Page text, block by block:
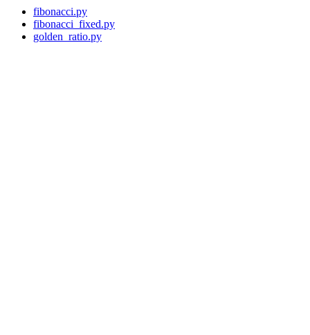
fibonacci.py
fibonacci_fixed.py
golden_ratio.py